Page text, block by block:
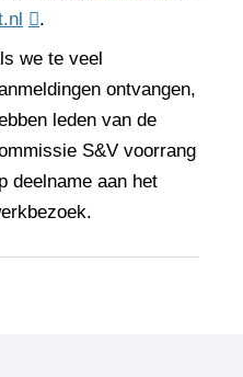
.
we te veel
ontvangen,
leden van de
S&V voorrang
deelname aan het